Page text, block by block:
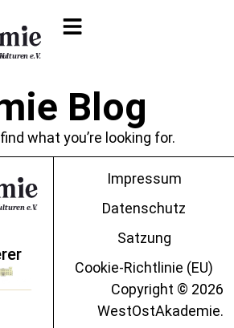
Blog
what you’re looking for.
Impressum
Datenschutz
Satzung
Cookie-Richtlinie (EU)
Copyright © 2026
WestOstAkademie.